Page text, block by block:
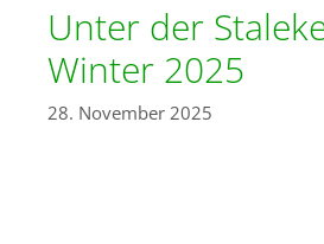
Unter der
Winter 2025
28. November 2025